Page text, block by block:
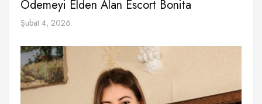
Ödemeyi Elden Alan Escort Bonita
Şubat 4, 2026